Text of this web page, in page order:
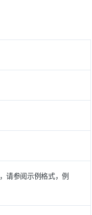
请参阅示例格式，例